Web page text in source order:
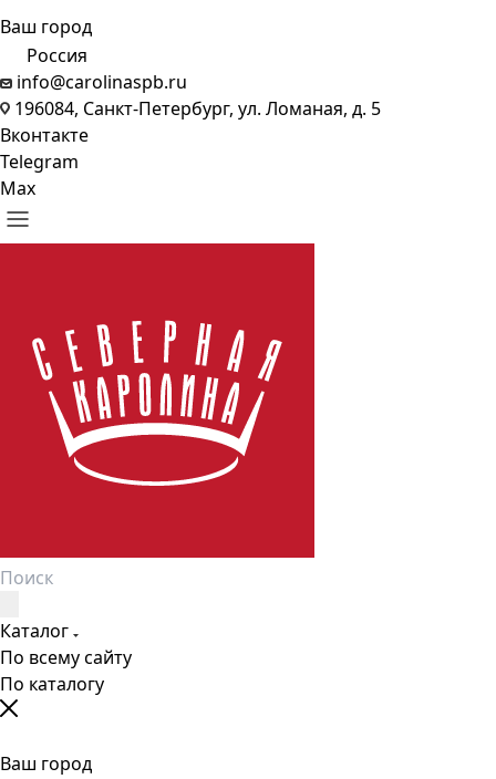
Ваш город
Россия
info@carolinaspb.ru
196084, Санкт-Петербург, ул. Ломаная, д. 5
Вконтакте
Telegram
Max
Каталог
По всему сайту
По каталогу
Ваш город